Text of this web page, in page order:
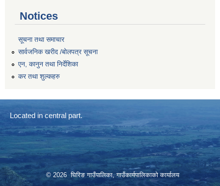
Notices
सूचना तथा समाचार
सार्वजनिक खरीद /बोलपत्र सूचना
एन, कानुन तथा निर्देशिका
कर तथा शुल्कहरु
Located in central part.
© 2026 घिरिङ गाउँपालिका, गाउँकार्यपालिकाको कार्यालय